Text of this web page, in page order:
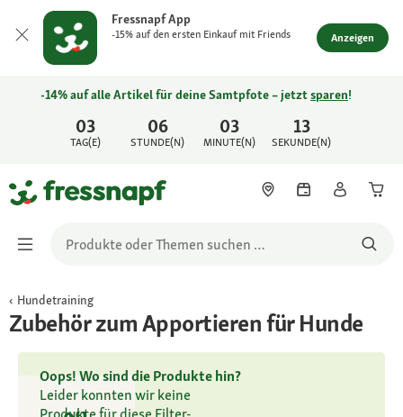
Fressnapf App
-15% auf den ersten Einkauf mit Friends Anzeigen
03
TAG(E)
06
STUNDE(N)
03
MINUTE(N)
13
SEKUNDE(N)
-14% auf alle Artikel für deine Samtpfote – jetztsparen!
Hundetraining
Zubehör zum Apportieren für Hunde
Oops! Wo sind die Produkte hin?
Leider konnten wir keine